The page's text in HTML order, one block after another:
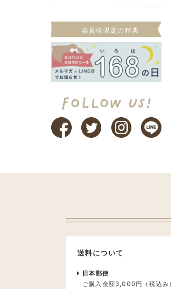
会員様限定の特典
送料について
日本郵便
ご購入金額3,000円（税込み